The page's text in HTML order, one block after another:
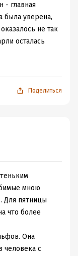
- главная
была уверена,
не так
осталась
От и до
пару
ситуации,
я понимала ее
в
раздрае.
вообще
вокруг и
Поделиться
мною
Для пятницы
что более
Она
человека с